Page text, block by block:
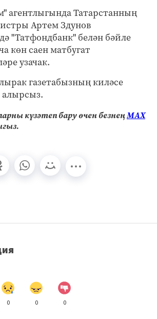
агентлыгында Татарстанның
Артем Здунов
"Татфондбанк" белән бәйле
көн саен матбугат
узачак.
газетабызның киләсе
күзәтеп бару өчен безнеңМАХ
0 0 0